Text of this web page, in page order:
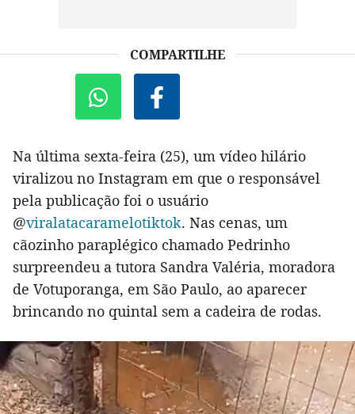
COMPARTILHE
Na última sexta-feira (25), um vídeo hilário
viralizou no Instagram em que o responsável
pela publicação foi o usuário
@viralatacaramelotiktok. Nas cenas, um
cãozinho paraplégico chamado Pedrinho
surpreendeu a tutora Sandra Valéria, moradora
de Votuporanga, em São Paulo, ao aparecer
brincando no quintal sem a cadeira de rodas.